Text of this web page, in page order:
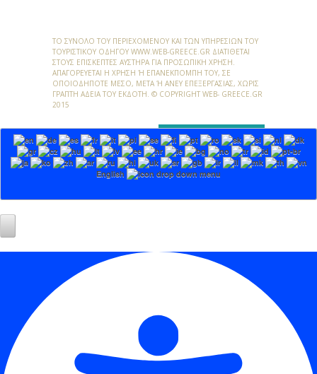
ΤΟ ΣΎΝΟΛΟ ΤΟΥ ΠΕΡΙΕΧΟΜΈΝΟΥ ΚΑΙ ΤΩΝ ΥΠΗΡΕΣΙΏΝ ΤΟΥ
ΤΟΥΡΙΣΤΙΚΟΎ ΟΔΗΓΟΎ WWW.WEB-GREECE.GR ΔΙΑΤΊΘΕΤΑΙ
ΣΤΟΥΣ ΕΠΙΣΚΈΠΤΕΣ ΑΥΣΤΗΡΆ ΓΙΑ ΠΡΟΣΩΠΙΚΉ ΧΡΉΣΗ.
ΑΠΑΓΟΡΕΎΕΤΑΙ Η ΧΡΉΣΗ Ή ΕΠΑΝΕΚΠΟΜΠΉ ΤΟΥ, ΣΕ Ο
ΠΟΙΟΔΉΠΟΤΕ ΜΈΣΟ, ΜΕΤΆ Ή ΆΝΕΥ ΕΠΕΞΕΡΓΑΣΊΑΣ, ΧΩΡΊΣ ΓΡ
ΑΠΤΉ ΆΔΕΙΑ ΤΟΥ ΕΚΔΌΤΗ. © COPYRIGHT WEB- GREECE.GR 20
15
English